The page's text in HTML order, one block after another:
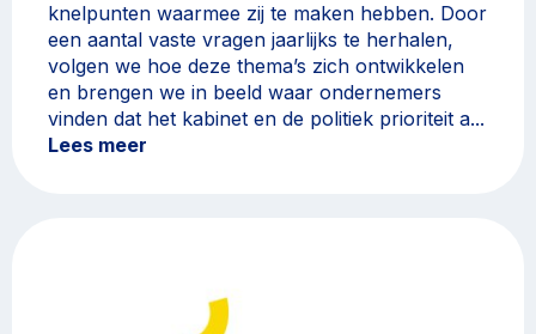
knelpunten waarmee zij te maken hebben. Door
een aantal vaste vragen jaarlijks te herhalen,
volgen we hoe deze thema’s zich ontwikkelen
en brengen we in beeld waar ondernemers
vinden dat het kabinet en de politiek prioriteit a...
Lees meer